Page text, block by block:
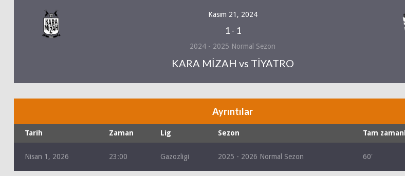
Kasım 21, 2024
1- 1
2024 - 2025 Normal Sezon
KARA MİZAH vs TİYATRO
Ayrıntılar
Tarih Zaman Lig Sezon Tam
Nisan 1, 2026 23:00 Gazozligi 2025 - 2026 Normal Sezon 60'